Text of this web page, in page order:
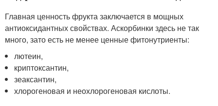
Главная ценность фрукта заключается в мощных
антиоксидантных свойствах. Аскорбинки здесь не так
много, зато есть не менее ценные фитонутриенты:
лютеин,
криптоксантин,
зеаксантин,
хлорогеновая и неохлорогеновая кислоты.